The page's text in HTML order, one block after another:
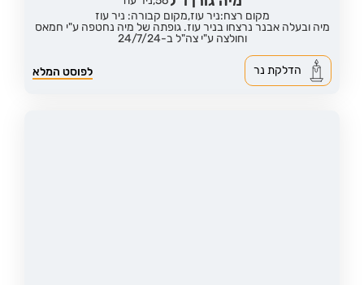
מקום רצח:ניר עוז,מקום קבורה: ניר עוז
מיה ובעלה אבנר נרצחו בניר עוז. גופתה של מיה נחטפה ע"י חמאס
וחולצה ע"י צה"ל ב-24/7/24
לפוסט המלא הדלקת נר